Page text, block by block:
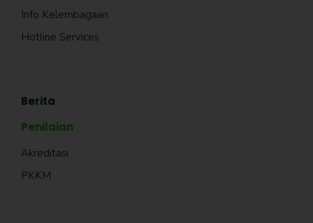
Info Kelembagaan
Hotline Services
Berita
Penilaian
Akreditasi
PKKM